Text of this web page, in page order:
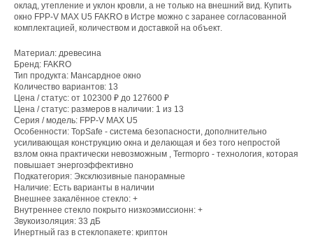
оклад, утепление и уклон кровли, а не только на внешний вид. Купить
окно FPP-V MAX U5 FAKRO в Истре можно с заранее согласованной
комплектацией, количеством и доставкой на объект.
Материал: древесина
Бренд: FAKRO
Тип продукта: Мансардное окно
Количество вариантов: 13
Цена / статус: от 102300 ₽ до 127600 ₽
Цена / статус: размеров в наличии: 1 из 13
Серия / модель: FPP-V MAX U5
Особенности: TopSafe - система безопасности, дополнительно
усиливающая конструкцию окна и делающая и без того непростой
взлом окна практически невозможным , Termopro - технология, которая
повышает энергоэффективно
Подкатегория: Эксклюзивные панорамные
Наличие: Есть варианты в наличии
Внешнее закалённое стекло: +
Внутреннее стекло покрыто низкоэмиссионн: +
Звукоизоляция: 33 дБ
Инертный газ в стеклопакете: криптон